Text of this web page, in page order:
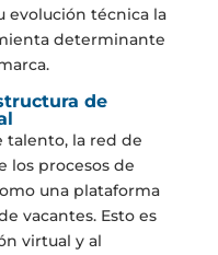
evolución técnica la
determinante
de
talento, la red de
los procesos de
una plataforma
vacantes. Esto es
virtual y al